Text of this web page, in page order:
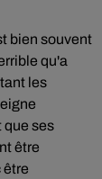
bien souvent
qu'a
les
que ses
être
être